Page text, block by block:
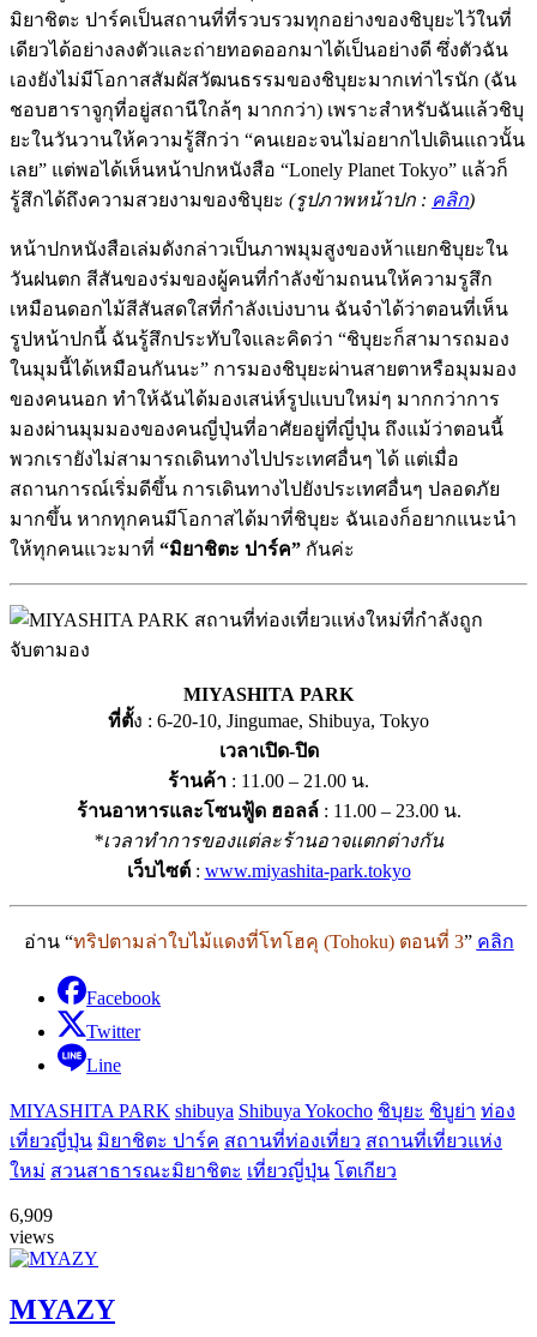
มิยาชิตะ ปาร์คเป็นสถานที่ที่รวบรวมทุกอย่างของชิบุยะไว้ในที่
เดียวได้อย่างลงตัวและถ่ายทอดออกมาได้เป็นอย่างดี ซึ่งตัวฉัน
เองยังไม่มีโอกาสสัมผัสวัฒนธรรมของชิบุยะมากเท่าไรนัก (ฉัน
ชอบฮาราจูกุที่อยู่สถานีใกล้ๆ มากกว่า) เพราะสำหรับฉันแล้วชิบุ
ยะในวันวานให้ความรู้สึกว่า “คนเยอะจนไม่อยากไปเดินแถวนั้น
เลย” แต่พอได้เห็นหน้าปกหนังสือ “Lonely Planet Tokyo” แล้วก็
รู้สึกได้ถึงความสวยงามของชิบุยะ (รูปภาพหน้าปก : คลิก)
หน้าปกหนังสือเล่มดังกล่าวเป็นภาพมุมสูงของห้าแยกชิบุยะใน
วันฝนตก สีสันของร่มของผู้คนที่กำลังข้ามถนนให้ความรูสึก
เหมือนดอกไม้สีสันสดใสที่กำลังเบ่งบาน ฉันจำได้ว่าตอนที่เห็น
รูปหน้าปกนี้ ฉันรู้สึกประทับใจและคิดว่า “ชิบุยะก็สามารถมอง
ในมุมนี้ได้เหมือนกันนะ” การมองชิบุยะผ่านสายตาหรือมุมมอง
ของคนนอก ทำให้ฉันได้มองเสน่ห์รูปแบบใหม่ๆ มากกว่าการ
มองผ่านมุมมองของคนญี่ปุ่นที่อาศัยอยู่ที่ญี่ปุ่น ถึงแม้ว่าตอนนี้
พวกเรายังไม่สามารถเดินทางไปประเทศอื่นๆ ได้ แต่เมื่อ
สถานการณ์เริ่มดีขึ้น การเดินทางไปยังประเทศอื่นๆ ปลอดภัย
มากขึ้น หากทุกคนมีโอกาสได้มาที่ชิบุยะ ฉันเองก็อยากแนะนำ
ให้ทุกคนแวะมาที่ “มิยาชิตะ ปาร์ค” กันค่ะ
MIYASHITA PARK
ที่ตั้ง : 6-20-10, Jingumae, Shibuya, Tokyo
เวลาเปิด-ปิด
ร้านค้า : 11.00 – 21.00 น.
ร้านอาหารและโซนฟู้ด ฮอลล์: 11.00 – 23.00 น.
*เวลาทำการของแต่ละร้านอาจแตกต่างกัน
เว็บไซต์: www.miyashita-park.tokyo
อ่าน “ทริปตามล่าใบไม้แดงที่โทโฮคุ (Tohoku) ตอนที่ 3” คลิก
Facebook
Twitter
Line
MIYASHITA PARK shibuya Shibuya Yokocho ชิบุยะ ชิบูย่า ท่อง
เที่ยวญี่ปุ่น มิยาชิตะ ปาร์ค สถานที่ท่องเที่ยว สถานที่เที่ยวแห่ง
ใหม่ สวนสาธารณะมิยาชิตะ เที่ยวญี่ปุ่น โตเกียว
6,909
views
MYAZY